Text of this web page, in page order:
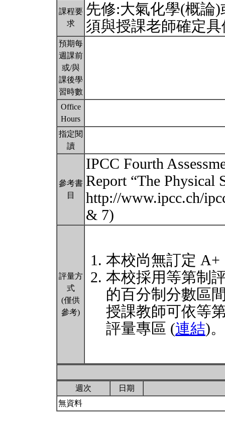
課程要
求
先修:大氣化學(概論
須與授課老師確定
預期每
週課前
或/與
課後學
習時數
Office
Hours
指定閱
讀
參考書
目
IPCC Fourth
Report “The Physical
http://www.ipcc.ch/
& 7)
評量方
式
(僅供
參考)
本校尚無訂定 A+
本校採用等第制
的百分制分數區
授課教師可依等
評量專區 (連結)。
週次
日期
無資料